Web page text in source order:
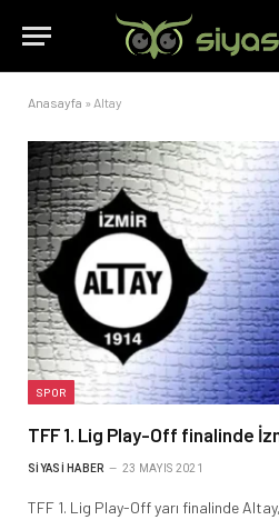
Anasayfa » Altay
SPOR
TFF 1. Lig Play-Off finalinde
SIYASI HABER 23 MAYIS 2021
TFF 1. Lig Play-Off yarı finalinde